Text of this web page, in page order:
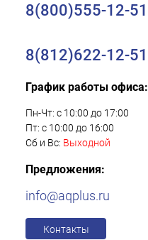
8(800)555-12-51
8(812)622-12-51
График работы офиса:
Пн-Чт: с 10:00 до 17:00
Пт: с 10:00 до 16:00
Сб и Вс: Выходной
Предложения:
info@aqplus.ru
Контакты